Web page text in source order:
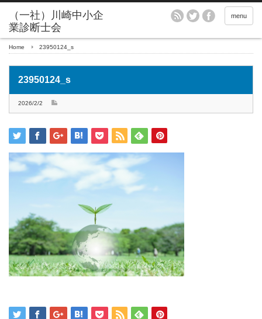
menu
Home 23950124_s
23950124_s
2026/2/2